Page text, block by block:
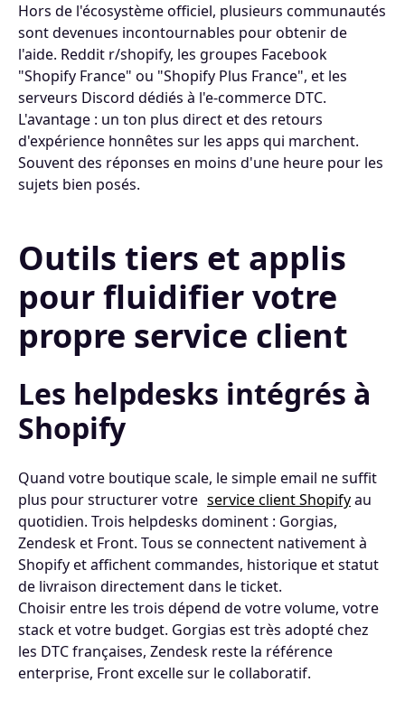
Hors de l'écosystème officiel, plusieurs communautés
sont devenues incontournables pour obtenir de
l'aide. Reddit r/shopify, les groupes Facebook
"Shopify France" ou "Shopify Plus France", et les
serveurs Discord dédiés à l'e-commerce DTC.
L'avantage : un ton plus direct et des retours
d'expérience honnêtes sur les apps qui marchent.
Souvent des réponses en moins d'une heure pour les
sujets bien posés.
Outils tiers et applis
pour fluidifier votre
propre service client
Les helpdesks intégrés à
Shopify
Quand votre boutique scale, le simple email ne suffit
plus pour structurer votre service client Shopifyau
quotidien. Trois helpdesks dominent : Gorgias,
Zendesk et Front. Tous se connectent nativement à
Shopify et affichent commandes, historique et statut
de livraison directement dans le ticket.
Choisir entre les trois dépend de votre volume, votre
stack et votre budget. Gorgias est très adopté chez
les DTC françaises, Zendesk reste la référence
enterprise, Front excelle sur le collaboratif.